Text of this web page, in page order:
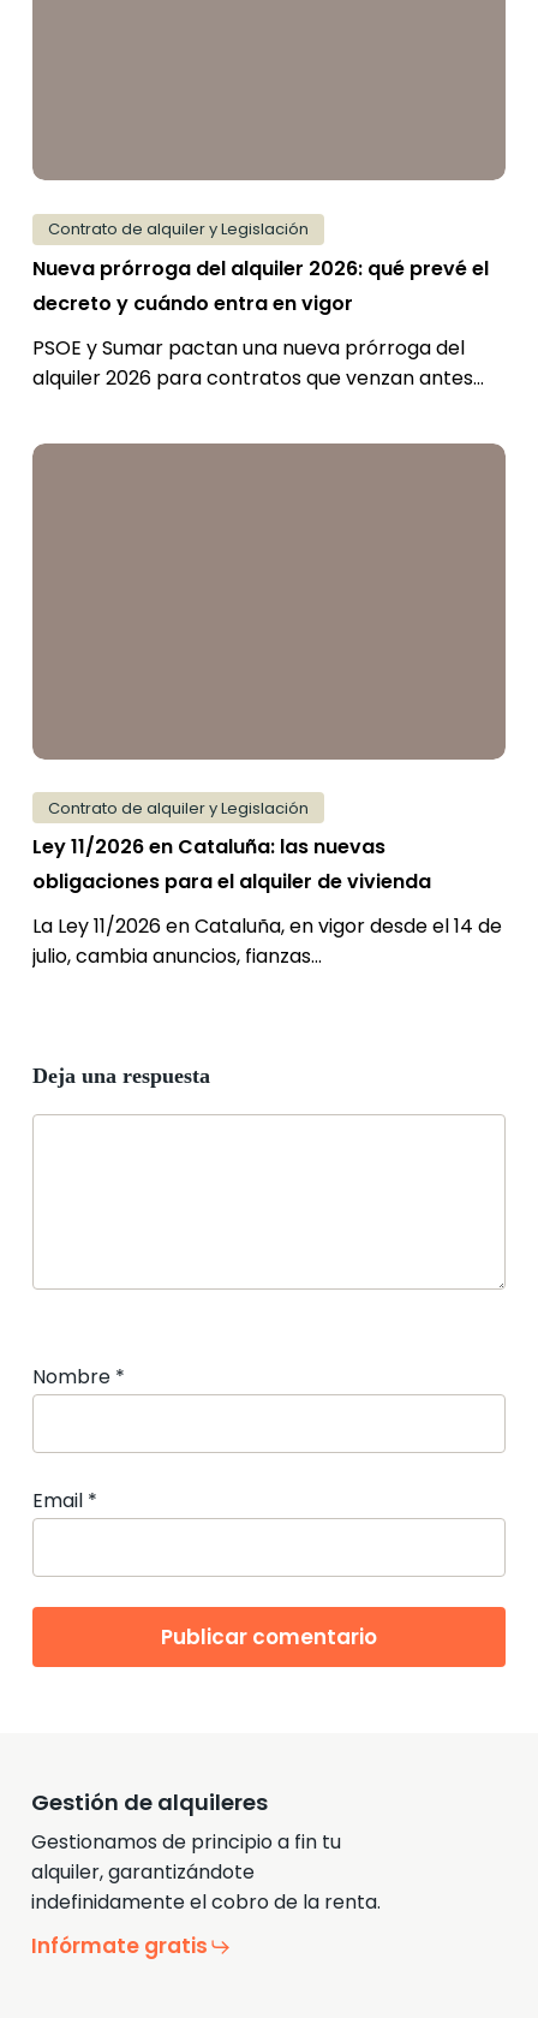
cuándo
entra
en
Contrato de alquiler y Legislación
Nueva prórroga del alquiler 2026: qué prevé el
decreto y cuándo entra en vigor
PSOE y Sumar pactan una nueva prórroga del
alquiler 2026 para contratos que venzan antes…
Ley
de
vivienda
Contrato de alquiler y Legislación
Ley 11/2026 en Cataluña: las nuevas
obligaciones para el alquiler de vivienda
La Ley 11/2026 en Cataluña, en vigor desde el 14 de
julio, cambia anuncios, fianzas…
Deja una respuesta
Nombre *
Email *
Gestión de alquileres
Gestionamos de principio a fin tu
alquiler, garantizándote
indefinidamente el cobro de la renta.
Infórmate gratis